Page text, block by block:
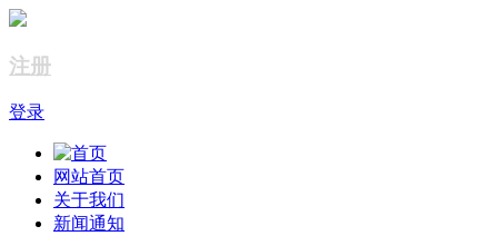
注册
登录
网站首页
关于我们
新闻通知